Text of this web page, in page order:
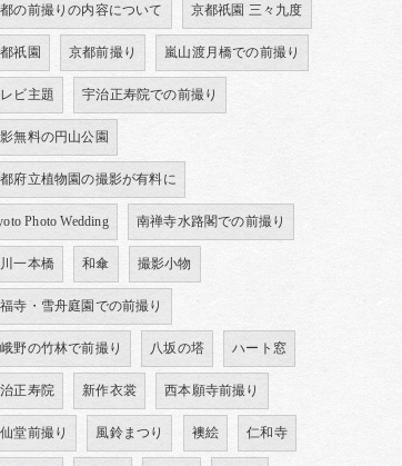
の前撮りの内容について 京都祇園 三々九度
祇園 京都前撮り 嵐山渡月橋での前撮り
ビ主題 宇治正寿院での前撮り
無料の円山公園
府立植物園の撮影が有料に
Photo Wedding 南禅寺水路閣での前撮り
一本橋 和傘 撮影小物
寺・雪舟庭園での前撮り
野の竹林で前撮り 八坂の塔 ハート窓
正寿院 新作衣裳 西本願寺前撮り
堂前撮り 風鈴まつり 襖絵 仁和寺